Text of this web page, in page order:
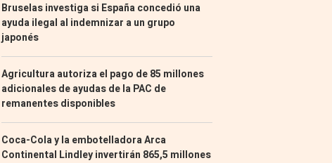
Bruselas investiga si España concedió una
ayuda ilegal al indemnizar a un grupo
japonés
Agricultura autoriza el pago de 85 millones
adicionales de ayudas de la PAC de
remanentes disponibles
Coca-Cola y la embotelladora Arca
Continental Lindley invertirán 865,5 millones